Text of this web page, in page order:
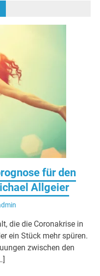
für den
Allgeier
die die Coronakrise in
ein Stück mehr spüren.
zwischen den